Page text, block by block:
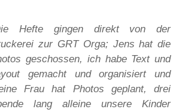
Hefte gingen direkt von der
zur GRT Orga; Jens hat die
geschossen, ich habe Text und
gemacht und organisiert und
Frau hat Photos geplant, drei
lang alleine unsere Kinder
11.07